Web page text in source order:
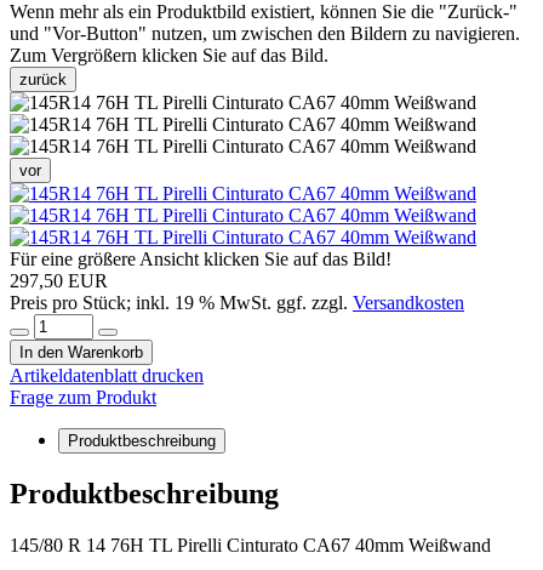
Wenn mehr als ein Produktbild existiert, können Sie die "Zurück-"
und "Vor-Button" nutzen, um zwischen den Bildern zu navigieren.
Zum Vergrößern klicken Sie auf das Bild.
zurück
vor
Für eine größere Ansicht klicken Sie auf das Bild!
297,50 EUR
Preis pro Stück; inkl. 19 % MwSt. ggf. zzgl. Versandkosten
In den Warenkorb
Artikeldatenblatt drucken
Frage zum Produkt
Produktbeschreibung
Produktbeschreibung
145/80 R 14 76H TL Pirelli Cinturato CA67 40mm Weißwand